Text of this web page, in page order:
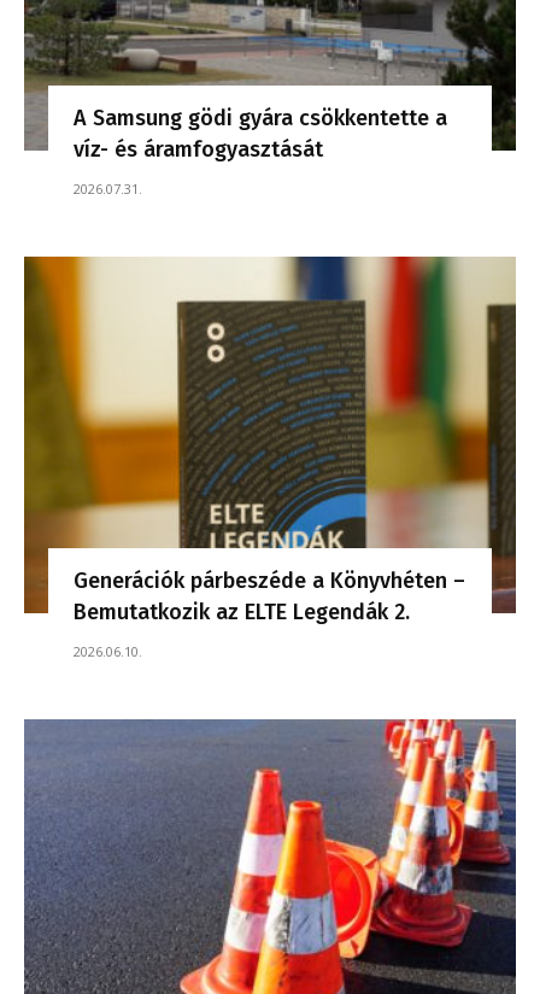
A Samsung gödi gyára csökkentette a
víz- és áramfogyasztását
2026.07.31.
Generációk párbeszéde a Könyvhéten –
Bemutatkozik az ELTE Legendák 2.
2026.06.10.